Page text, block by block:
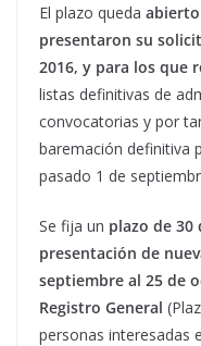
El plazo queda
presentaron su
2016, y para los que
listas definitivas de
convocatorias y por
baremación definitiva
pasado 1 de
Se fija un plazo de 30
presentación de
septiembre al 25 de
Registro General
personas interesadas